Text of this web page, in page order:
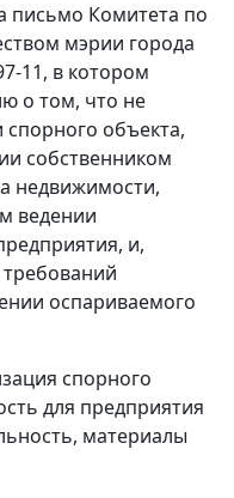
письмо Комитета по
мэрии города
11, в котором
о том, что не
объекта,
собственником
недвижимости,
ведении
и,
оспариваемого
спорного
для предприятия
материалы